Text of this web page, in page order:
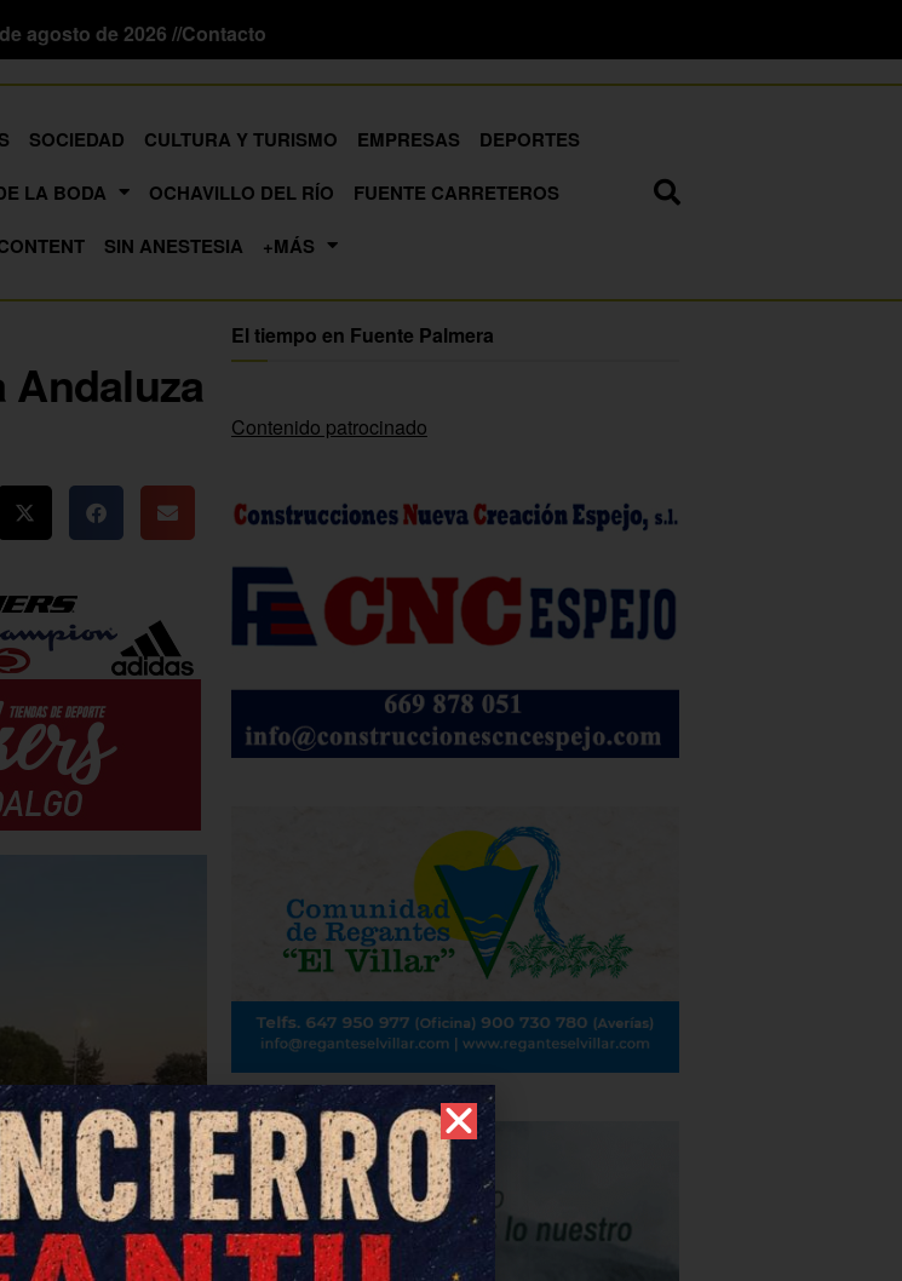
agosto de 2026 //Contacto
SOCIEDAD CULTURA Y TURISMO EMPRESAS
DEPORTES
LA BODA OCHAVILLO DEL RÍO
FUENTE CARRETEROS
SIN ANESTESIA +MÁS
Andaluza
El tiempo en Fuente Palmera
Contenido patrocinado